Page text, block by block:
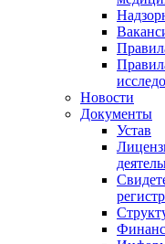
Новости
Документы
Устав